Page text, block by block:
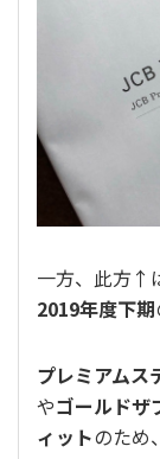
一方、此方↑
2019年度下期
プレミアムス
やゴールドザ
ィットのため、